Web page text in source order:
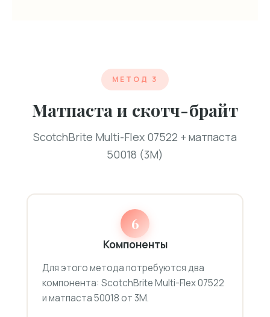
МЕТОД 3
Матпаста и скотч-брайт
ScotchBrite Multi-Flex 07522 + матпаста
50018 (3M)
6
Компоненты
Для этого метода потребуются два
компонента: ScotchBrite Multi-Flex 07522
и матпаста 50018 от 3M.